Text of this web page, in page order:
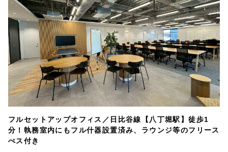
フルセットアップオフィス／日比谷線【八丁堀駅】徒歩1
分！執務室内にもフル什器設置済み、ラウンジ等のフリース
ぺス付き